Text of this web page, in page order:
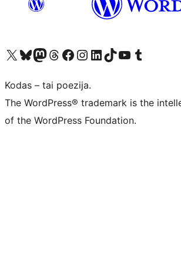
Visit our X (formerly Twitter) account
Apsilankykite mūsų Bluesky paskyroje
Visit our Mastodon account
Apsilankykite mūsų Threads paskyroje
Visit our Facebook page
Visit our Instagram account
Visit our LinkedIn account
Apsilankykite mūsų TikTok paskyroje
Visit our YouTube channel
Apsilankykite mūsų Tumblr
Kodas – tai poezija.
The WordPress® trademark is the
of the WordPress Foundation.